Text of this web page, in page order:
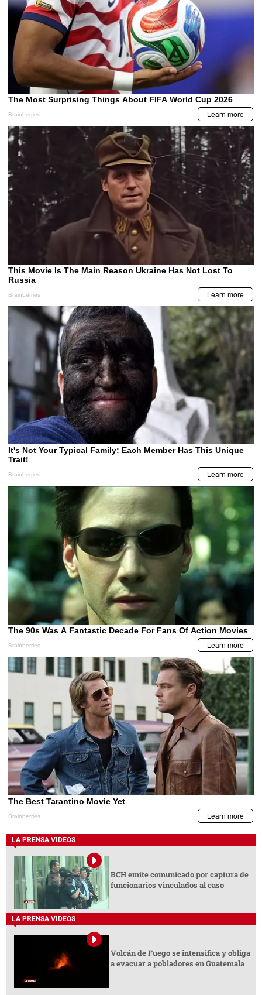
LA PRENSA VIDEOS
BCH emite comunicado por captura de
funcionarios vinculados al caso
LA PRENSA VIDEOS
Volcán de Fuego se intensifica y obliga
a evacuar a pobladores en Guatemala